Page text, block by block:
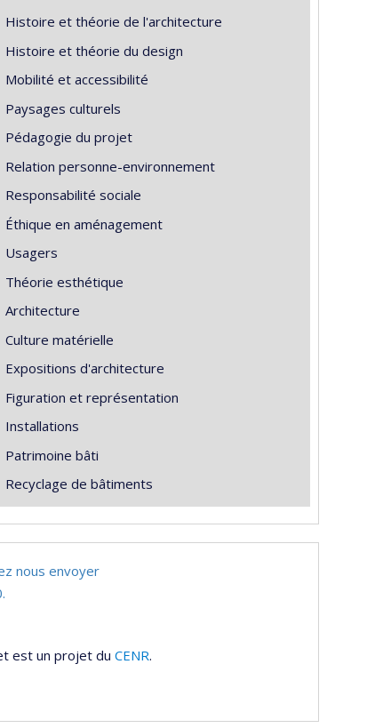
Histoire et théorie de l'architecture
Histoire et théorie du design
Mobilité et accessibilité
Paysages culturels
Pédagogie du projet
Relation personne-environnement
Responsabilité sociale
Éthique en aménagement
Usagers
Théorie esthétique
Architecture
Culture matérielle
Expositions d'architecture
Figuration et représentation
Installations
Patrimoine bâti
Recyclage de bâtiments
nous envoyer
est un projet du CENR.